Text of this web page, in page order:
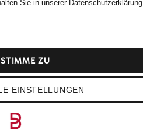
Sie in unserer Datenschutzerklärung
EINSTELLUNGEN
ZU